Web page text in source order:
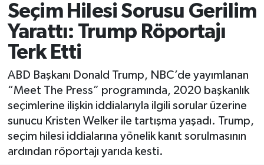
Seçim Hilesi Sorusu Gerilim
Yarattı: Trump Röportajı
Terk Etti
ABD Başkanı Donald Trump, NBC’de yayımlanan
“Meet The Press” programında, 2020 başkanlık
seçimlerine ilişkin iddialarıyla ilgili sorular üzerine
sunucu Kristen Welker ile tartışma yaşadı. Trump,
seçim hilesi iddialarına yönelik kanıt sorulmasının
ardından röportajı yarıda kesti.
SAĞLIK
SPOR
TEKNOLOJİ
TÜRKİYE
Tüm Manşetler
Son Dakika Haberleri
Haber Arşivi